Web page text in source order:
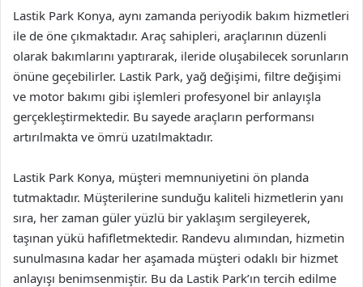
Lastik Park Konya, aynı zamanda periyodik bakım hizmetleri
ile de öne çıkmaktadır. Araç sahipleri, araçlarının düzenli
olarak bakımlarını yaptırarak, ileride oluşabilecek sorunların
önüne geçebilirler. Lastik Park, yağ değişimi, filtre değişimi
ve motor bakımı gibi işlemleri profesyonel bir anlayışla
gerçekleştirmektedir. Bu sayede araçların performansı
artırılmakta ve ömrü uzatılmaktadır.
Lastik Park Konya, müşteri memnuniyetini ön planda
tutmaktadır. Müşterilerine sunduğu kaliteli hizmetlerin yanı
sıra, her zaman güler yüzlü bir yaklaşım sergileyerek,
taşınan yükü hafifletmektedir. Randevu alımından, hizmetin
sunulmasına kadar her aşamada müşteri odaklı bir hizmet
anlayışı benimsenmiştir. Bu da Lastik Park’ın tercih edilme